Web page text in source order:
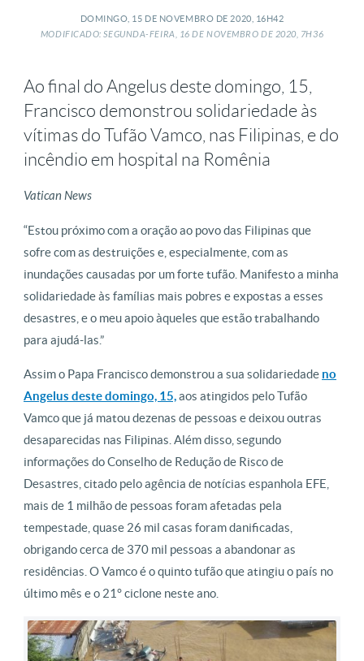
DOMINGO, 15 DE NOVEMBRO DE 2020, 16H42
MODIFICADO: SEGUNDA-FEIRA, 16 DENOVEMBRO DE 2020, 7H36
Ao final do Angelus deste domingo, 15,
Francisco demonstrou solidariedade às
vítimas do Tufão Vamco, nas Filipinas, e do
incêndio em hospital na Romênia
Vatican News
“Estou próximo com a oração ao povo das Filipinas que
sofre com as destruições e, especialmente, com as
inundações causadas por um forte tufão. Manifesto a minha
solidariedade às famílias mais pobres e expostas a esses
desastres, e o meu apoio àqueles que estão trabalhando
para ajudá-las.”
Assim o Papa Francisco demonstrou a sua solidariedade no
Angelus deste domingo, 15,aos atingidos pelo Tufão
Vamco que já matou dezenas de pessoas e deixou outras
desaparecidas nas Filipinas. Além disso, segundo
informações do Conselho de Redução de Risco de
Desastres, citado pelo agência de notícias espanhola EFE,
mais de 1 milhão de pessoas foram afetadas pela
tempestade, quase 26 mil casas foram danificadas,
obrigando cerca de 370 mil pessoas a abandonar as
residências. O Vamco é o quinto tufão que atingiu o país no
último mês e o 21° ciclone neste ano.